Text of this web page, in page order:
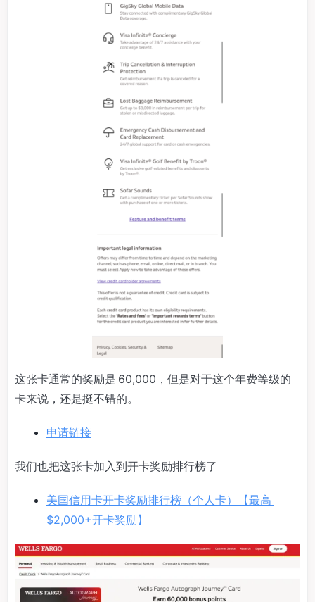
这张卡通常的奖励是 60,000，但是对于这个年费等级的
卡来说，还是挺不错的。
申请链接
我们也把这张卡加入到开卡奖励排行榜了
美国信用卡开卡奖励排行榜（个人卡）【最高
$2,000+开卡奖励】